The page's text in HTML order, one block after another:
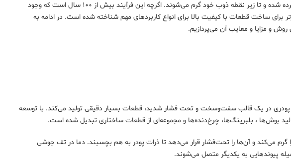
متالورژی پودر یک فرآیند شکل‌دهی فلز است که در آن پودرهای فلزی فشرده شده و تا زیر نقطه ذوب خود گرم می‌شوند. اگرچه این فرآیند بیش از ۱۰۰ سال است که وجود
ساخت قطعات با کیفیت بالا برای انواع کاربردهای مهم شناخته شده است. در ادامه به
و مزایا و معایب آن می‌پردازیم.
پودری در یک قالب سفت‌وسخت و تحت فشار شدید، قطعات بسیار دقیقی تولید می‌کند. با توسعه
بوش‌ها ، بلبرینگ‌ها، چرخ‌دنده‌ها و مجموعه‌ای از قطعات ساختاری تبدیل شده است.
می‌کند و آن‌ها را تحت‌فشار قرار می‌دهد تا ذرات پودر به هم بچسبند. دما در تف جوشی
پیوندهایی به یکدیگر متصل می‌شوند.